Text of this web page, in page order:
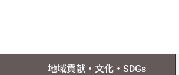
地域貢献・文化・SDGs